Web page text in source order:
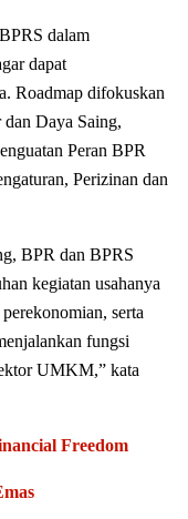
dalam
dapat
Roadmap difokuskan
Daya Saing,
Peran BPR
Perizinan dan
BPR dan BPRS
kegiatan usahanya
serta
fungsi
UMKM,” kata
Freedom